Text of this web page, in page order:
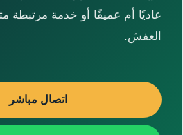
عاديًا أم عميقًا أو خدمة مرتبطة
العفش.
اتصال مباشر